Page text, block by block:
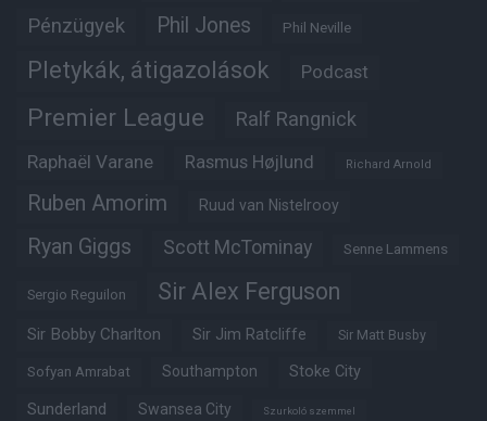
Pénzügyek Phil Jones Phil Neville
Pletykák, átigazolások Podcast
Premier League Ralf Rangnick
Raphaël Varane Rasmus Højlund Richard Arnold
Ruben Amorim Ruud van Nistelrooy
Ryan Giggs Scott McTominay Senne Lammens
Sergio Reguilon Sir Alex Ferguson
Sir Bobby Charlton Sir Jim Ratcliffe Sir Matt Busby
Sofyan Amrabat Southampton Stoke City
Sunderland Swansea City Szurkoló szemmel